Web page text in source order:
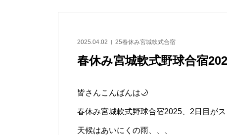
2025.04.02 25春休み宮城軟式合宿
春休み宮城軟式野球合宿
皆さんこんばんは🌙
春休み宮城軟式野球合宿2025、2日目がス
天候はあいにくの雨、、、